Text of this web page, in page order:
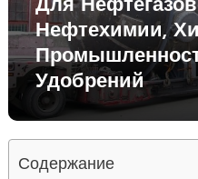
Для
Нефтехимии,
Удобрений
Содержание